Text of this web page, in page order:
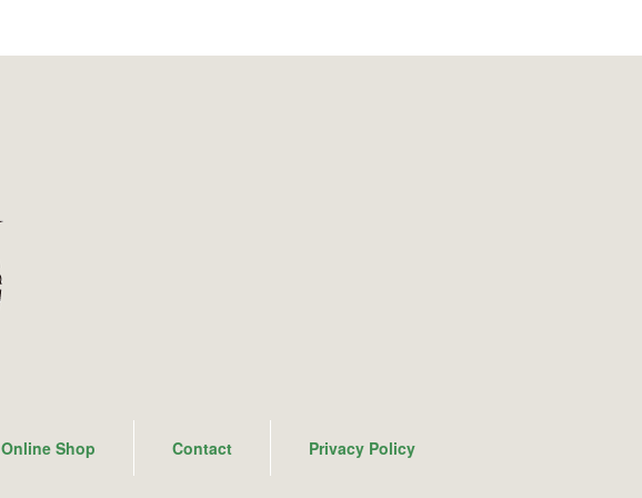
Online Shop Contact Privacy Policy